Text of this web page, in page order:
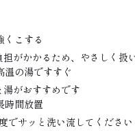
くこする
担がかかるため、やさしく扱
温の湯ですすぐ
湯がおすすめです
時間放置
でサッと洗い流してください